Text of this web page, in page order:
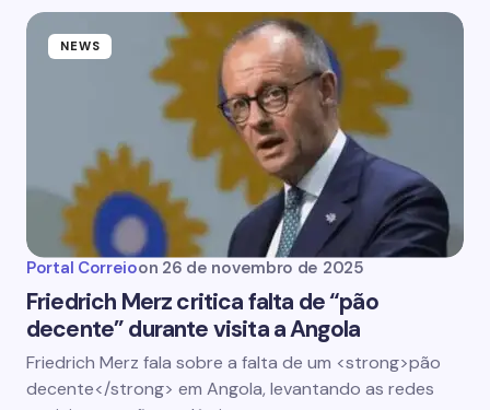
NEWS
Portal Correioon 26 de novembro de 2025
Friedrich Merz critica falta de “pão
decente” durante visita a Angola
Friedrich Merz fala sobre a falta de um <strong>pão
decente</strong> em Angola, levantando as redes